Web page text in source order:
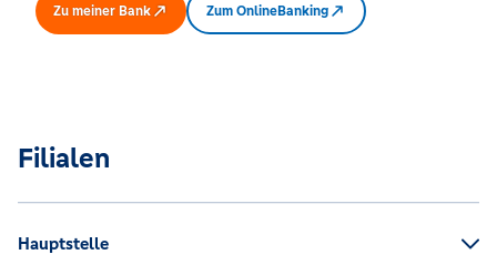
Zu meiner Bank Zum OnlineBanking
Filialen
Hauptstelle